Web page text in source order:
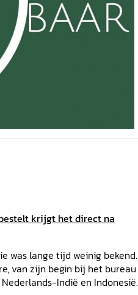
krijgt het direct na
was lange tijd weinig bekend.
van zijn begin bij het bureau
Indië en Indonesië.